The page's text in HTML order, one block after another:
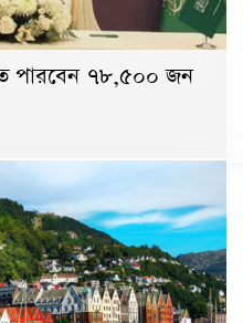
পারবেন ৭৮,৫০০ জন